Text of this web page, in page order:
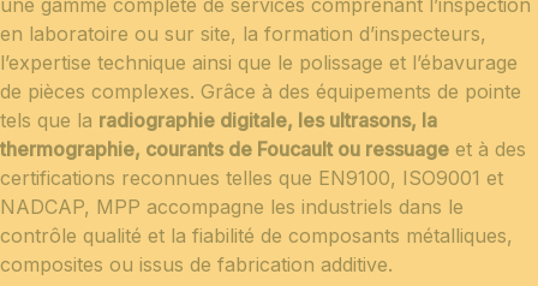
une gamme complète de services comprenant l’inspection
en laboratoire ou sur site, la formation d’inspecteurs,
l’expertise technique ainsi que le polissage et l’ébavurage
de pièces complexes. Grâce à des équipements de pointe
tels que la radiographie digitale, les ultrasons, la
thermographie, courants de Foucault ou ressuage et à des
certifications reconnues telles que EN9100, ISO9001 et
NADCAP, MPP accompagne les industriels dans le
contrôle qualité et la fiabilité de composants métalliques,
composites ou issus de fabrication additive.